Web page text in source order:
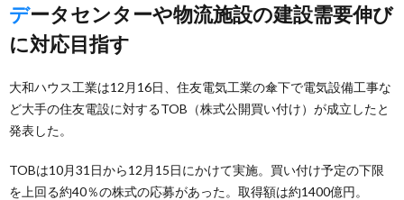
データセンターや物流施設の建設需要伸び
に対応目指す
大和ハウス工業は12月16日、住友電気工業の傘下で電気設備工事な
ど大手の住友電設に対するTOB（株式公開買い付け）が成立したと
発表した。
TOBは10月31日から12月15日にかけて実施。買い付け予定の下限
を上回る約40％の株式の応募があった。取得額は約1400億円。